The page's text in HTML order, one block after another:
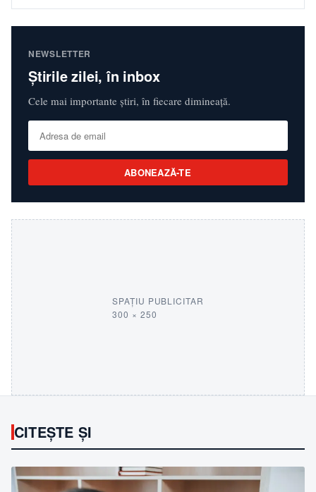
NEWSLETTER
Știrile zilei, în inbox
Cele mai importante știri, în fiecare dimineață.
ABONEAZĂ-TE
SPAȚIU PUBLICITAR
300 × 250
CITEȘTE ȘI